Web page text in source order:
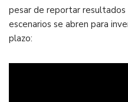
pesar de reportar
escenarios se abren para
plazo: